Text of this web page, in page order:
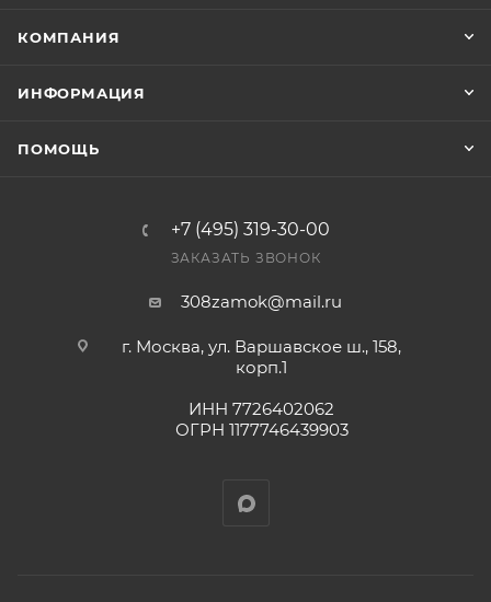
КОМПАНИЯ
ИНФОРМАЦИЯ
ПОМОЩЬ
+7 (495) 319-30-00
ЗАКАЗАТЬ ЗВОНОК
308zamok@mail.ru
г. Москва, ул. Варшавское ш., 158,
корп.1
ИНН 7726402062
ОГРН 1177746439903